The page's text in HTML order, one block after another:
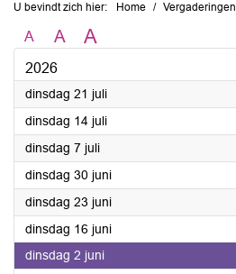
U bevindt zich hier: Home Vergaderingen
A A A
2026
dinsdag 21 juli2026
dinsdag 14 juli2026
dinsdag 7 juli2026
dinsdag 30 juni2026
dinsdag 23 juni2026
dinsdag 16 juni2026
dinsdag 2 juni2026